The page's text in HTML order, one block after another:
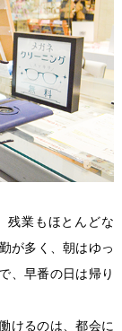
残業もほとんどな
が多く、朝はゆっ
、早番の日は帰り
けるのは、都会に